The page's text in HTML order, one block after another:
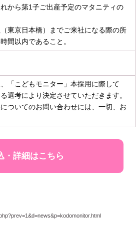
から第1子ご出産予定のマタニティの
東京日本橋）までご来社になる際の所
間以内であること。
「こどもモニター」本採用に際して
選考により決定させていただきます。
ついてのお問い合わせには、一切、お
・詳細はこちら